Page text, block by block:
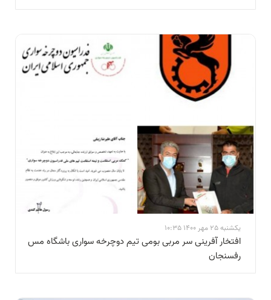
یکشنبه 25 مهر 1400 10:35
افتخار آفرینی سر مربی بومی تیم دوچرخه سواری باشگاه مس
رفسنجان